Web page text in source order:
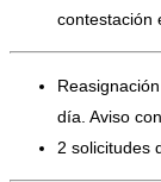
contestación
día. Aviso
2 solicitudes